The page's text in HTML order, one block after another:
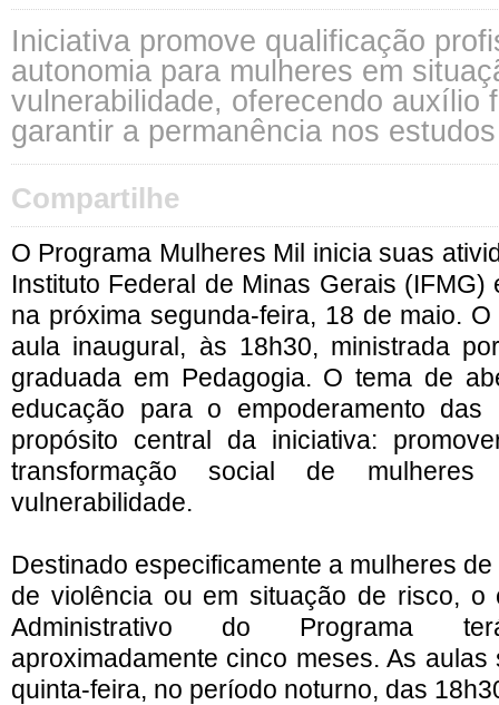
Iniciativa promove qualificação
autonomia para mulheres em
vulnerabilidade, oferecendo auxílio
garantir a permanência nos estudos
Compartilhe
O Programa Mulheres Mil inicia suas
Instituto Federal de Minas Gerais (IFMG)
na próxima segunda-feira, 18 de maio.
aula inaugural, às 18h30, ministrada
graduada em Pedagogia. O tema de
educação para o empoderamento das
propósito central da iniciativa:
transformação social de
vulnerabilidade.
Destinado especificamente a mulheres
de violência ou em situação de risco, o
Administrativo do Programa
aproximadamente cinco meses. As
quinta-feira, no período noturno, das